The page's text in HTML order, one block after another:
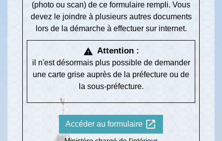
(photo ou scan) de ce formulaire rempli. Vous
devez le joindre à plusieurs autres documents
lors de la démarche à effectuer sur internet.
warning Attention :
il n'est désormais plus possible de demander
une carte grise auprès de la préfecture ou de
la sous-préfecture.
Accéder au formulaire open_in_new